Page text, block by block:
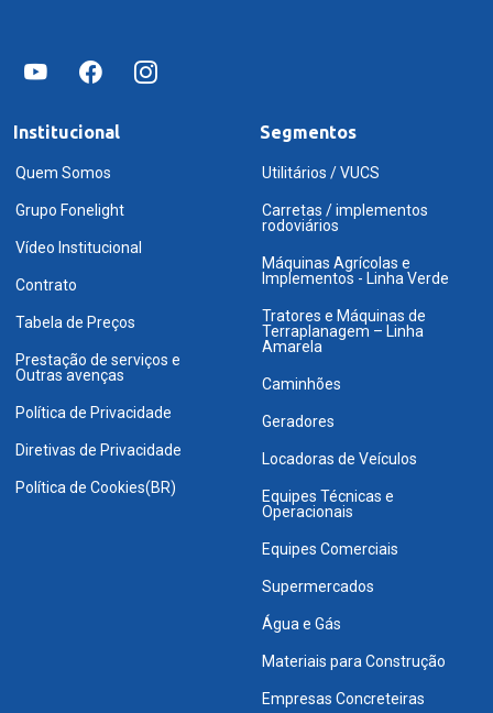
Institucional
Quem Somos
Grupo Fonelight
Vídeo Institucional
Contrato
Tabela de Preços
Prestação de serviços e
Outras avenças
Política de Privacidade
Diretivas de Privacidade
Política de Cookies(BR)
Segmentos
Utilitários / VUCS
Carretas / implementos
rodoviários
Máquinas Agrícolas e
Implementos - Linha Verde
Tratores e Máquinas de
Terraplanagem – Linha
Amarela
Caminhões
Geradores
Locadoras de Veículos
Equipes Técnicas e
Operacionais
Equipes Comerciais
Supermercados
Água e Gás
Materiais para Construção
Empresas Concreteiras